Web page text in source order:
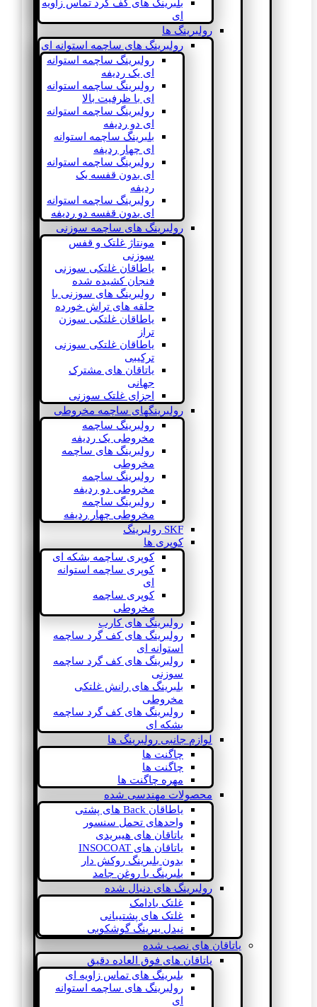
بلبرینگ های کف گرد تماس زاویه
ای
رولبرینگ ها
رولبرینگ های ساچمه استوانه ای
رولبرینگ ساچمه استوانه
ای یک ردیفه
رولبرینگ ساچمه استوانه
ای با ظرفیت بالا
رولبرینگ ساچمه استوانه
ای دو ردیفه
بلبرینگ ساچمه استوانه
ای چهار ردیفه
رولبرینگ ساچمه استوانه
ای بدون قفسه یک
ردیفه
رولبرینگ ساچمه استوانه
ای بدون قفسه دو ردیفه
رولبرینگ های ساچمه سوزنی
مونتاژ غلتک و قفس
سوزنی
یاطاقان غلتکی سوزنی
فنجان کشیده شده
رولبرینگ های سوزنی با
حلقه های تراش خورده
یاطاقان غلتکی سوزن
تراز
یاطاقان غلتکی سوزنی
ترکیبی
یاتاقان های مشترک
جهانی
اجزای غلتک سوزنی
رولبرینگهای ساچمه مخروطی
رولبرینگ ساچمه
مخروطی یک ردیفه
رولبرینگ های ساچمه
مخروطی
رولبرینگ ساچمه
مخروطی دو ردیفه
رولبرینگ ساچمه
مخروطی چهار ردیفه
SKF رولبرینگ
کوپری ها
کوپری ساچمه بشکه ای
کوپری ساچمه استوانه
ای
کوپری ساچمه
مخروطی
رولبرینگ های کارب
رولبرینگ های کف گرد ساچمه
استوانه ای
رولبرینگ های کف گرد ساچمه
سوزنی
بلبرینگ های رانش غلتکی
مخروطی
رولبرینگ های کف گرد ساچمه
بشکه ای
لوازم جانبی رولبرینگ ها
چاگنت ها
چاگنت ها
مهره چاگنت ها
محصولات مهندسی شده
یاطاقان Back های پشتی
واحدهای تحمل سنسور
یاتاقان های هیبریدی
یاتاقان های INSOCOAT
بدون بلبرینگ روکش دار
بلبرینگ با روغن جامد
رولبرینگ های دنبال شده
غلتک بادامک
غلتک های پشتیبانی
نیدل بیرینگ گوشکوبی
یاتاقان های نصب شده
یاتاقان های فوق العاده دقیق
بلبرینگ های تماس زاویه ای
رولبرینگ های ساچمه استوانه
ای